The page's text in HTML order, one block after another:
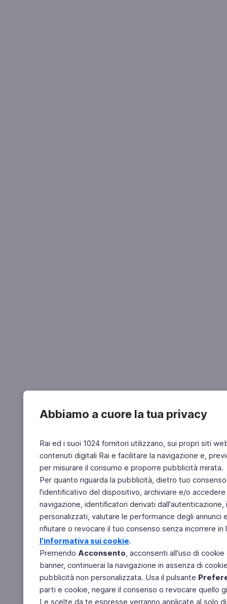
Abbiamo a cuore la tua privacy
Rai ed i suoi 1024 fornitori utilizzano, sui propri siti
contenuti digitali Rai e facilitare la navigazione e,
per misurare il consumo e proporre pubblicità mirata.
Per quanto riguarda la pubblicità, dietro tuo
l'identificativo del dispositivo, archiviare e/o
navigazione, identificatori derivati
personalizzati, valutare le performance degli
rifiutare o revocare il tuo consenso senza incorrere
l'informativa sui cookie.
Premendo Acconsento, acconsenti all'uso di
banner, continuerai la navigazione in assenza di
pubblicità non personalizzata. Usa il pulsante
parti e cookie, negare il consenso o revocare quello
Le scelte da te espresse verranno applicate al solo